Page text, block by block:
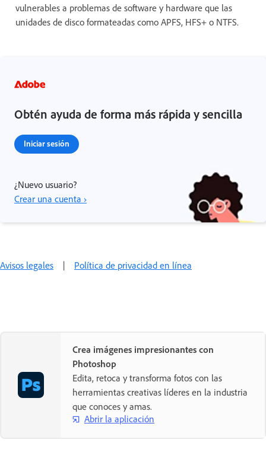
vulnerables a problemas de software y hardware que las
unidades de disco formateadas como APFS, HFS+ o NTFS.
Obtén ayuda de forma más rápida y sencilla
Iniciar sesión
¿Nuevo usuario?
Crear una cuenta ›
Avisos legales | Política de privacidad en línea
Crea imágenes impresionantes con
Photoshop
Edita, retoca y transforma fotos con las
herramientas creativas líderes en la industria
que conoces y amas.
Abrir la aplicación